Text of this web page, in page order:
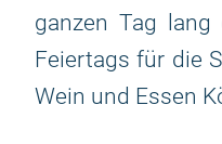
ganzen Tag lang
Feiertags für die
Wein und Essen